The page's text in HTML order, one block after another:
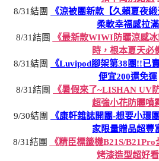
8/31結團
《涼被團新款【久賴夏夜
柔軟幸福感拉滿
8/31結團
《最新款WIWI防曬涼感
時，根本夏天必
8/31結團
《Luvipod腳架第38團!!已
便宜200還免運
8/31結團
《暑假來了~LISHAN UV
超強小花防曬噴
9/30結團
《康軒雜誌開團-想要小環
家限量贈品超豐
8/31結團
《精臣標籤機B21S/
烤漆造型超好看